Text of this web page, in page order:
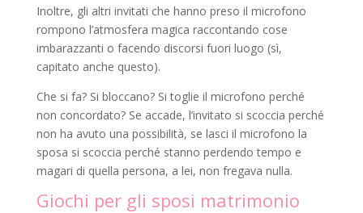
Inoltre, gli altri invitati che hanno preso il microfono
rompono l’atmosfera magica raccontando cose
imbarazzanti o facendo discorsi fuori luogo (sì,
capitato anche questo).
Che si fa? Si bloccano? Si toglie il microfono perché
non concordato? Se accade, l’invitato si scoccia perché
non ha avuto una possibilità, se lasci il microfono la
sposa si scoccia perché stanno perdendo tempo e
magari di quella persona, a lei, non fregava nulla.
Giochi per gli sposi matrimonio